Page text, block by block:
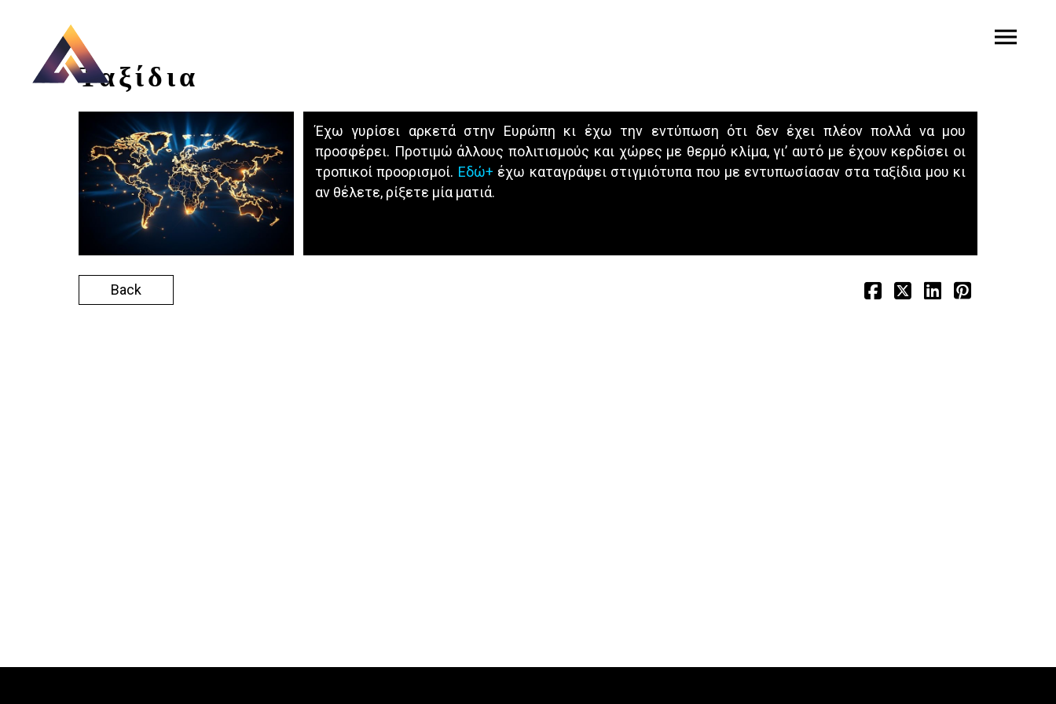
Ταξίδια
Έχω γυρίσει αρκετά στην Ευρώπη κι έχω την εντύπωση ότι δεν έχει πλέον πολλά να μου
προσφέρει. Προτιμώ άλλους πολιτισμούς και χώρες με θερμό κλίμα, γι’ αυτό με έχουν κερδίσει οι
τροπικοί προορισμοί. Εδώ+ έχω καταγράψει στιγμιότυπα που με εντυπωσίασαν στα ταξίδια μου κι
αν θέλετε, ρίξετε μία ματιά.
Back